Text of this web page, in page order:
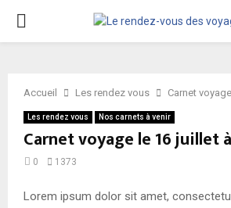
PRIMARY
Accueil Les rendez vous Carnet
Les rendez vous Nos carnets à venir
Carnet voyage le 16 juillet
0 1373
Lorem ipsum dolor sit amet,